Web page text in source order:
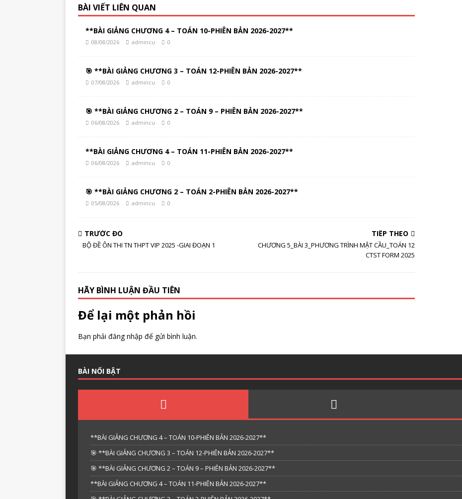
BÀI VIẾT LIÊN QUAN
**BÀI GIẢNG CHƯƠNG 4 – TOÁN 10-PHIÊN BẢN 2026-2027**
08/08/2026 admincu 0
🎯 **BÀI GIẢNG CHƯƠNG 3 – TOÁN 12-PHIÊN BẢN 2026-2027**
07/08/2026 admincu 0
🎯 **BÀI GIẢNG CHƯƠNG 2 – TOÁN 9 – PHIÊN BẢN 2026-2027**
06/08/2026 admincu 0
**BÀI GIẢNG CHƯƠNG 4 – TOÁN 11-PHIÊN BẢN 2026-2027**
06/08/2026 admincu 0
🎯 **BÀI GIẢNG CHƯƠNG 2 – TOÁN 2-PHIÊN BẢN 2026-2027**
05/08/2026 admincu 0
TRƯỚC ĐÓ
BỘ ĐỀ ÔN THI TN THPT VIP 2025 -GIAI ĐOẠN 1
TIẾP THEO
CHƯƠNG 5_BÀI 3_PHƯƠNG TRÌNH MẶT CẦU_TOÁN 12
CTST FORM 2025
HÃY BÌNH LUẬN ĐẦU TIÊN
Để lại một phản hồi
Bạn phải đăng nhập để gửi bình luận.
BÀI NỔI BẬT
**BÀI GIẢNG CHƯƠNG 4 – TOÁN 10-PHIÊN BẢN 2026-2027**
🎯 **BÀI GIẢNG CHƯƠNG 3 – TOÁN 12-PHIÊN BẢN 2026-2027**
🎯 **BÀI GIẢNG CHƯƠNG 2 – TOÁN 9 – PHIÊN BẢN 2026-2027**
**BÀI GIẢNG CHƯƠNG 4 – TOÁN 11-PHIÊN BẢN 2026-2027**